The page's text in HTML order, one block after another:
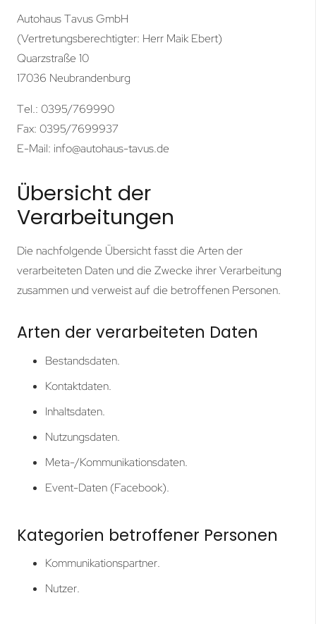
Autohaus Tavus GmbH
(Vertretungsberechtigter: Herr Maik Ebert)
Quarzstraße 10
17036 Neubrandenburg
Tel.: 0395/769990
Fax: 0395/7699937
E-Mail: info@autohaus-tavus.de
Übersicht der
Verarbeitungen
Die nachfolgende Übersicht fasst die Arten der
verarbeiteten Daten und die Zwecke ihrer Verarbeitung
zusammen und verweist auf die betroffenen Personen.
Arten der verarbeiteten Daten
Bestandsdaten.
Kontaktdaten.
Inhaltsdaten.
Nutzungsdaten.
Meta-/Kommunikationsdaten.
Event-Daten (Facebook).
Kategorien betroffener Personen
Kommunikationspartner.
Nutzer.